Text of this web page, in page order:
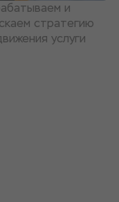
и
стратегию
услуги